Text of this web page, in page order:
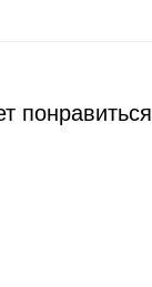
понравиться